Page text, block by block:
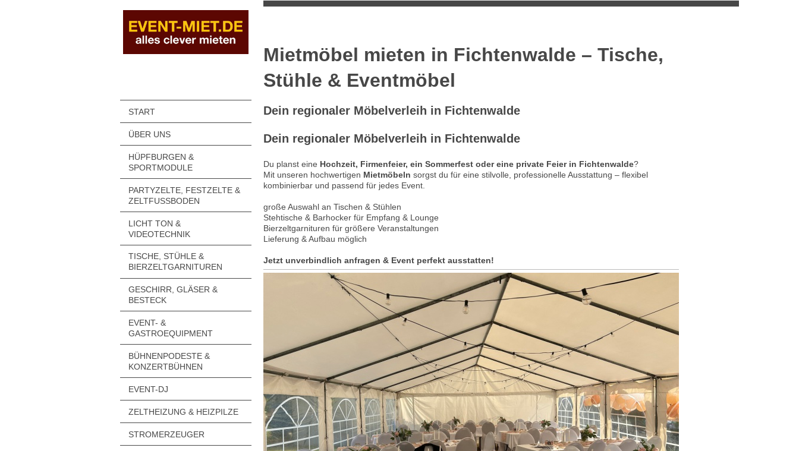
START
ÜBER UNS
HÜPFBURGEN &
SPORTMODULE
PARTYZELTE, FESTZELTE &
ZELTFUSSBODEN
LICHT TON &
VIDEOTECHNIK
TISCHE, STÜHLE &
BIERZELTGARNITUREN
GESCHIRR, GLÄSER &
BESTECK
EVENT- &
GASTROEQUIPMENT
BÜHNENPODESTE &
KONZERTBÜHNEN
EVENT-DJ
ZELTHEIZUNG & HEIZPILZE
STROMERZEUGER
Mietmöbel mieten in Fichtenwalde – Tische,
Stühle & Eventmöbel
Dein regionaler Möbelverleih in Fichtenwalde
Dein regionaler Möbelverleih in Fichtenwalde
Du planst eine Hochzeit, Firmenfeier, ein Sommerfest oder eine private Feier in Fichtenwalde?
Mit unseren hochwertigen Mietmöbeln sorgst du für eine stilvolle, professionelle Ausstattung – flexibel
kombinierbar und passend für jedes Event.
große Auswahl an Tischen & Stühlen
Stehtische & Barhocker für Empfang & Lounge
Bierzeltgarnituren für größere Veranstaltungen
Lieferung & Aufbau möglich
Jetzt unverbindlich anfragen & Event perfekt ausstatten!